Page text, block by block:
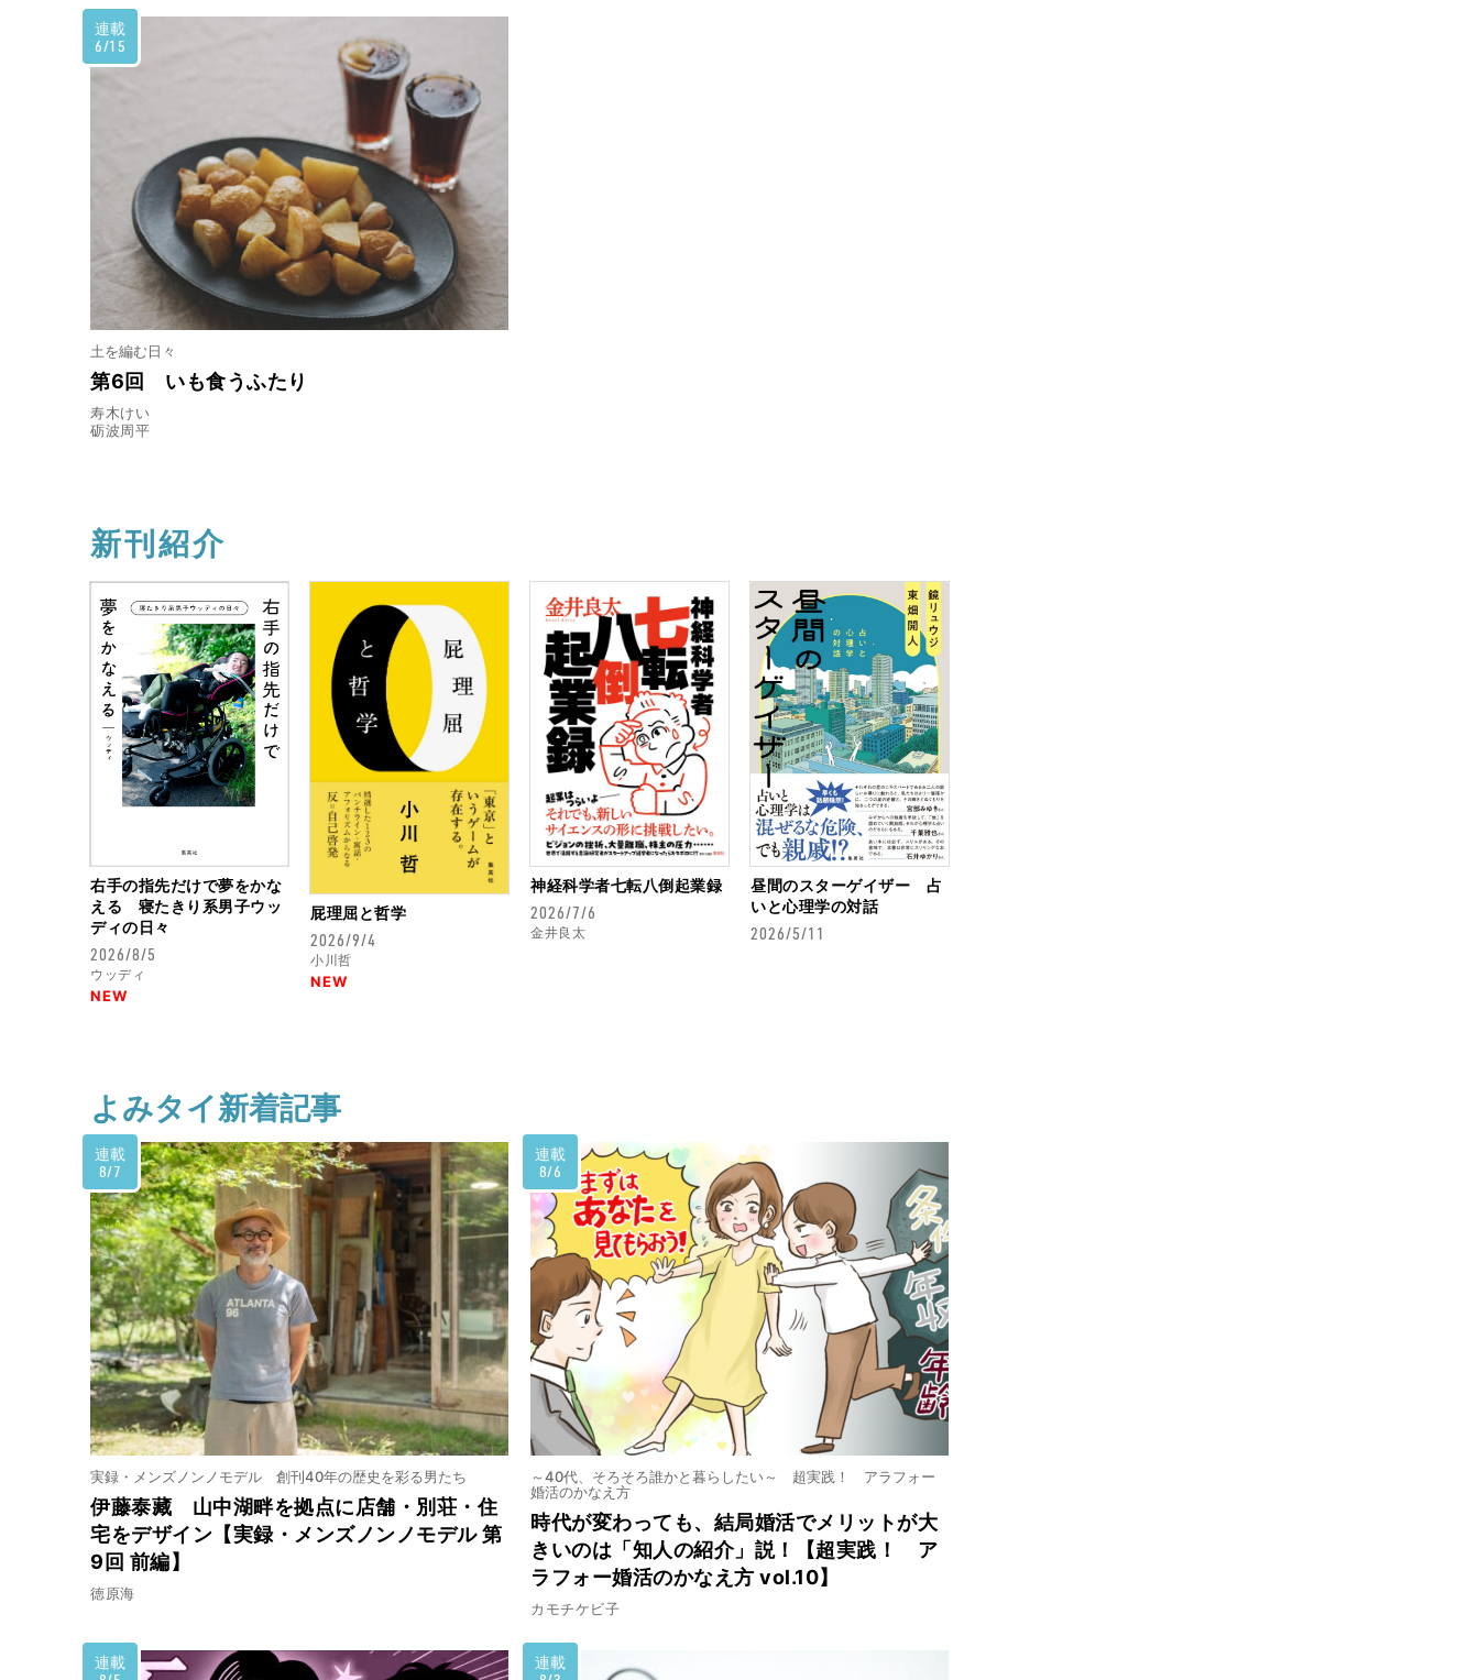
連載
6/15
土を編む日々
第6回 いも食うふたり
寿木けい
砺波周平
新刊紹介
右手の指先だけで夢をかな
える 寝たきり系男子ウッ
ディの日々
2026/8/5
ウッディ
NEW
屁理屈と哲学
2026/9/4
小川哲
NEW
神経科学者七転八倒起業録
2026/7/6
金井良太
昼間のスターゲイザー 占
いと心理学の対話
2026/5/11
よみタイ新着記事
連載
8/7
実録・メンズノンノモデル 創刊40年の歴史を彩る男たち
伊藤泰藏 山中湖畔を拠点に店舗・別荘・住
宅をデザイン【実録・メンズノンノモデル 第
9回 前編】
徳原海
連載
8/6
～40代、そろそろ誰かと暮らしたい～ 超実践！ アラフォー
婚活のかなえ方
時代が変わっても、結局婚活でメリットが大
きいのは「知人の紹介」説！【超実践！ ア
ラフォー婚活のかなえ方 vol.10】
カモチケビ子
連載 連載